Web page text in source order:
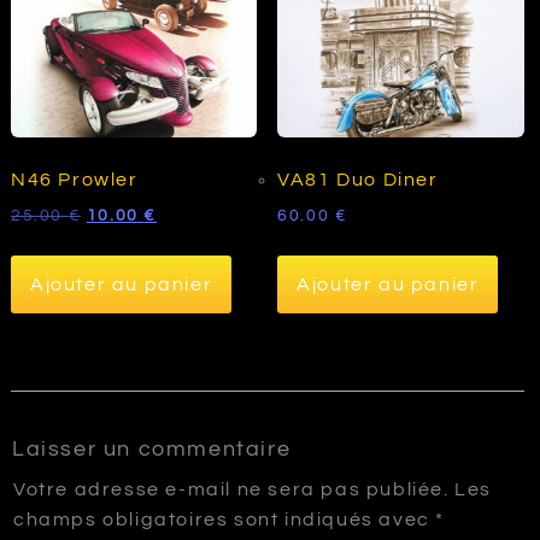
N46 Prowler
25.00€ Le
était :
25.00 €.
10.00€
est :
10.00 €.
Ajouter au panier
VA81 Duo Diner
60.00 €
Ajouter au panier
Laisser un commentaire
Votre adresse e-mail ne sera pas publiée.
Les
champs obligatoires sont indiqués avec *